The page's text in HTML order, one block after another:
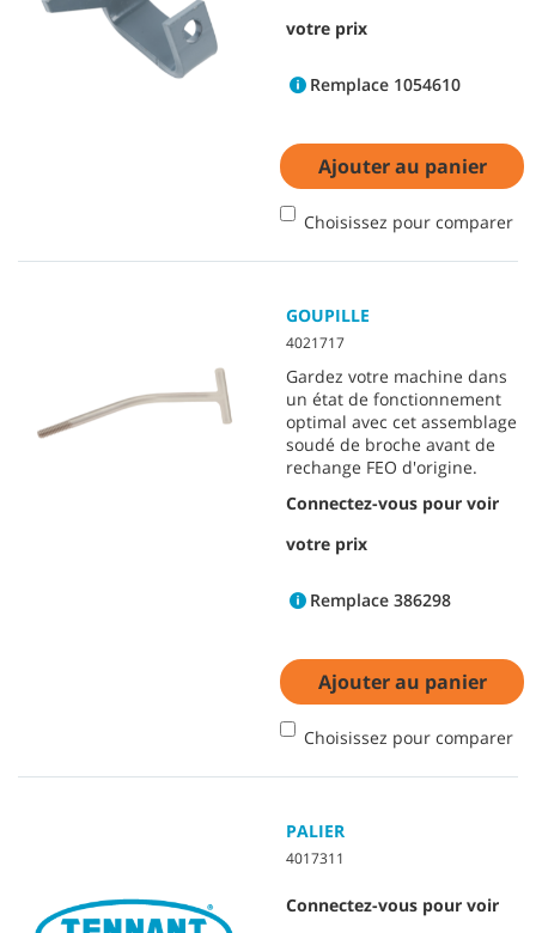
votre prix
Remplace 1054610
Ajouter au panier
Choisissez pour comparer
GOUPILLE
4021717
Gardez votre machine dans
un état de fonctionnement
optimal avec cet assemblage
soudé de broche avant de
rechange FEO d'origine.
Connectez-vous pour voir
votre prix
Remplace 386298
Ajouter au panier
Choisissez pour comparer
PALIER
4017311
Connectez-vous pour voir